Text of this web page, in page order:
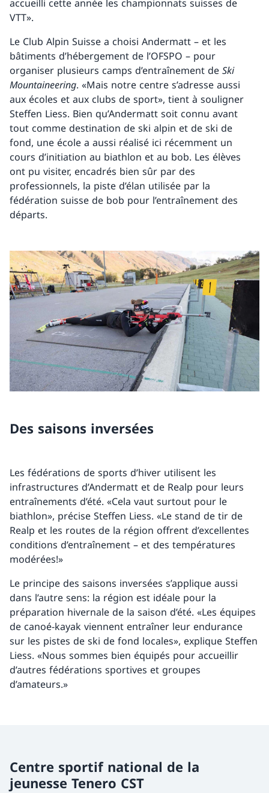
accueilli cette année les championnats suisses de
VTT».
Le Club Alpin Suisse a choisi Andermatt – et les
bâtiments d’hébergement de l’OFSPO – pour
organiser plusieurs camps d’entraînement de Ski
Mountaineering. «Mais notre centre s’adresse aussi
aux écoles et aux clubs de sport», tient à souligner
Steffen Liess. Bien qu’Andermatt soit connu avant
tout comme destination de ski alpin et de ski de
fond, une école a aussi réalisé ici récemment un
cours d’initiation au biathlon et au bob. Les élèves
ont pu visiter, encadrés bien sûr par des
professionnels, la piste d’élan utilisée par la
fédération suisse de bob pour l’entraînement des
départs.
Des saisons inversées
Les fédérations de sports d’hiver utilisent les
infrastructures d’Andermatt et de Realp pour leurs
entraînements d’été. «Cela vaut surtout pour le
biathlon», précise Steffen Liess. «Le stand de tir de
Realp et les routes de la région offrent d’excellentes
conditions d’entraînement – et des températures
modérées!»
Le principe des saisons inversées s’applique aussi
dans l’autre sens: la région est idéale pour la
préparation hivernale de la saison d’été. «Les équipes
de canoé-kayak viennent entraîner leur endurance
sur les pistes de ski de fond locales», explique Steffen
Liess. «Nous sommes bien équipés pour accueillir
d’autres fédérations sportives et groupes
d’amateurs.»
Centre sportif national de la
jeunesse Tenero CST